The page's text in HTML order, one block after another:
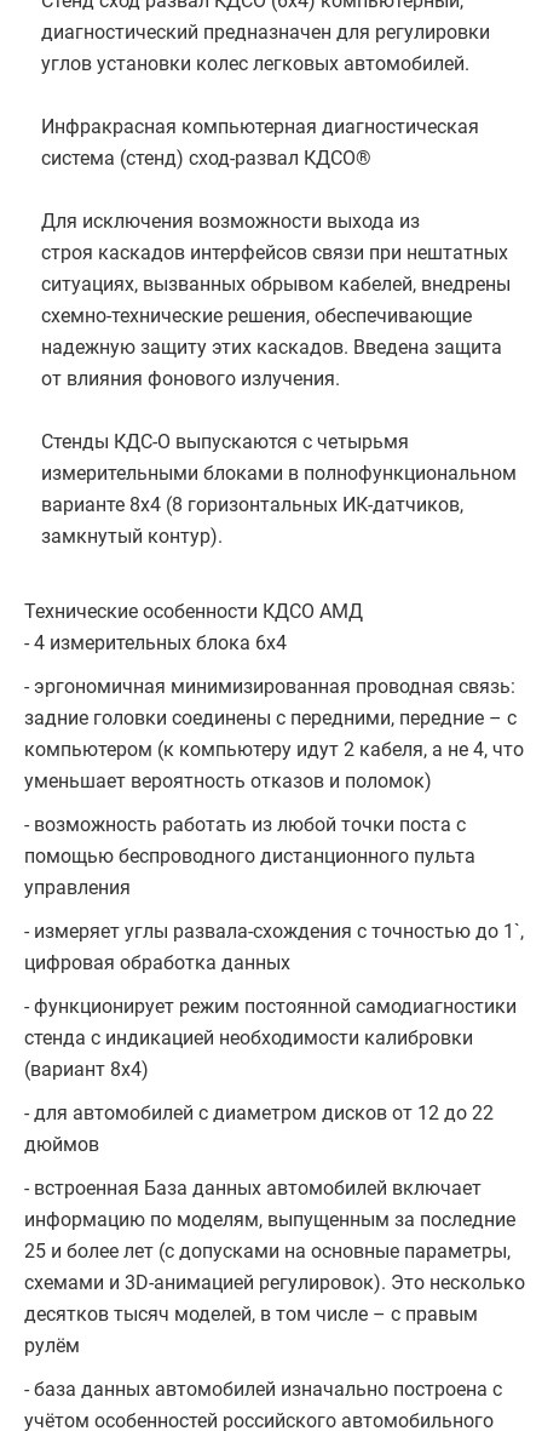
диагностический предназначен для регулировки
углов установки колес легковых автомобилей.
Инфракрасная компьютерная диагностическая
система (стенд) сход-развал КДСО®
Для исключения возможности выхода из
строя каскадов интерфейсов связи при нештатных
ситуациях, вызванных обрывом кабелей, внедрены
схемно-технические решения, обеспечивающие
надежную защиту этих каскадов. Введена защита
от влияния фонового излучения.
Стенды КДС-О выпускаются с четырьмя
измерительными блоками в полнофункциональном
варианте 8x4 (8 горизонтальных ИК-датчиков,
замкнутый контур).
Технические особенности КДСО АМД
- 4 измерительных блока 6х4
- эргономичная минимизированная проводная связь:
задние головки соединены с передними, передние – с
компьютером (к компьютеру идут 2 кабеля, а не 4, что
уменьшает вероятность отказов и поломок)
- возможность работать из любой точки поста с
помощью беспроводного дистанционного пульта
управления
- измеряет углы развала-схождения с точностью до 1`,
цифровая обработка данных
- функционирует режим постоянной самодиагностики
стенда с индикацией необходимости калибровки
(вариант 8х4)
- для автомобилей с диаметром дисков от 12 до 22
дюймов
- встроенная База данных автомобилей включает
информацию по моделям, выпущенным за последние
25 и более лет (с допусками на основные параметры,
схемами и 3D-анимацией регулировок). Это несколько
десятков тысяч моделей, в том числе – с правым
рулём
- база данных автомобилей изначально построена с
учётом особенностей российского автомобильного